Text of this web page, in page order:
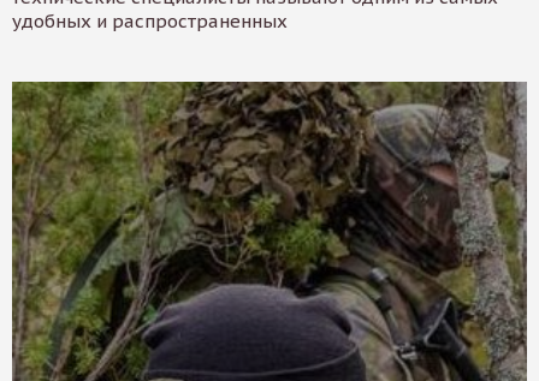
удобных и распространенных